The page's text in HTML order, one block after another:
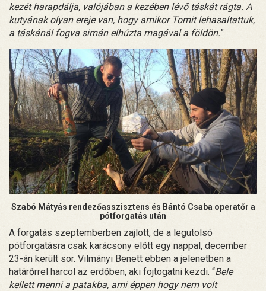
kezét harapdálja, valójában a kezében lévő táskát rágta. A
kutyának olyan ereje van, hogy amikor Tomit lehasaltattuk,
a táskánál fogva simán elhúzta magával a földön.”
Szabó Mátyás rendezőasszisztens és Bántó Csaba operatőr a
pótforgatás után
A forgatás szeptemberben zajlott, de a legutolsó
pótforgatásra csak karácsony előtt egy nappal, december
23-án került sor. Vilmányi Benett ebben a jelenetben a
határőrrel harcol az erdőben, aki fojtogatni kezdi. “Bele
kellett menni a patakba, ami éppen hogy nem volt